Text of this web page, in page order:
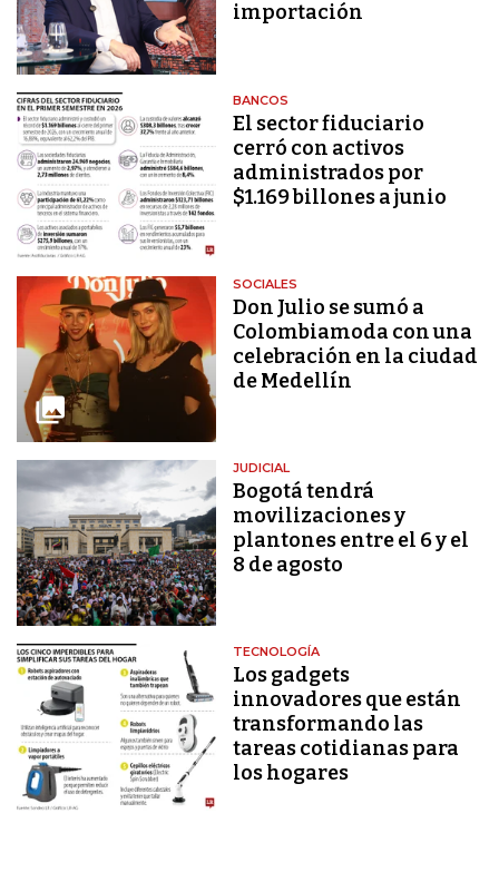
importación
BANCOS
El sector fiduciario
cerró con activos
administrados por
$1.169 billones a junio
SOCIALES
Don Julio se sumó a
Colombiamoda con una
celebración en la ciudad
de Medellín
JUDICIAL
Bogotá tendrá
movilizaciones y
plantones entre el 6 y el
8 de agosto
TECNOLOGÍA
Los gadgets
innovadores que están
transformando las
tareas cotidianas para
los hogares